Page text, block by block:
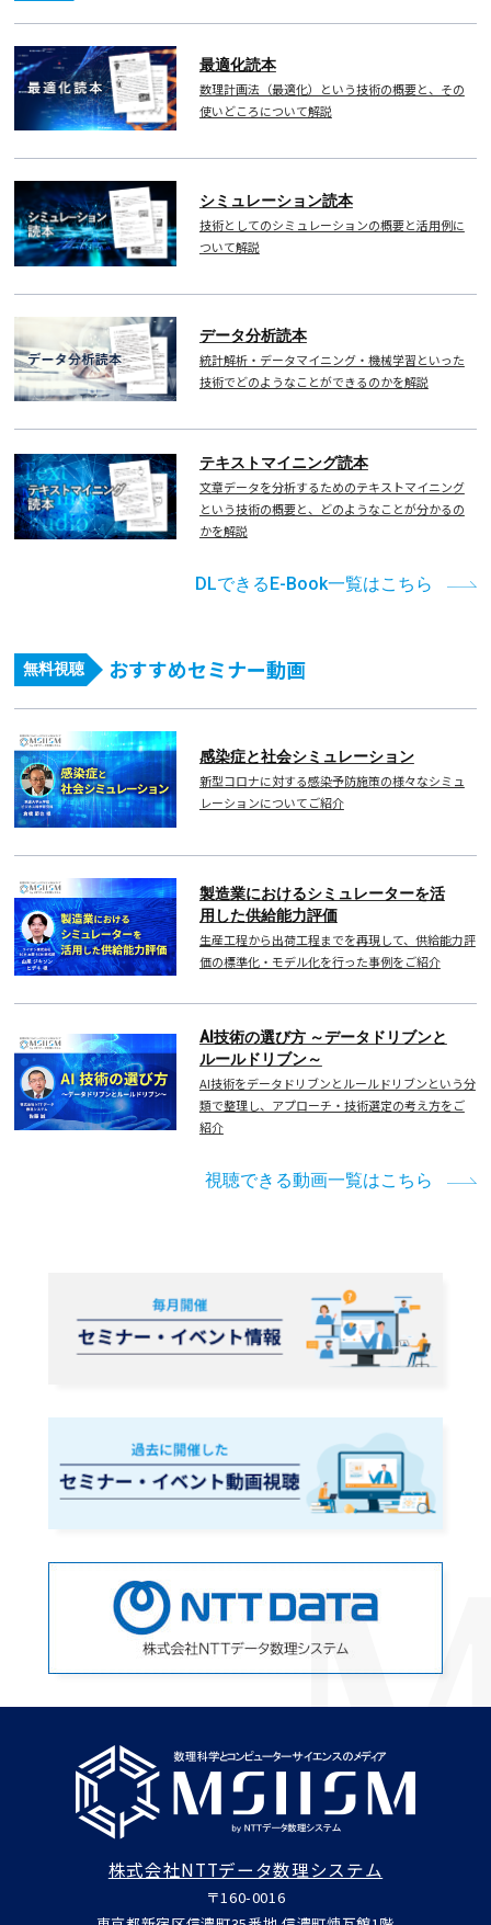
最適化読本
数理計画法（最適化）という技術の概要と、その
使いどころについて解説
シミュレーション読本
技術としてのシミュレーションの概要と活用例に
ついて解説
データ分析読本
統計解析・データマイニング・機械学習といった
技術でどのようなことができるのかを解説
テキストマイニング読本
文章データを分析するためのテキストマイニング
という技術の概要と、どのようなことが分かるの
かを解説
DLできるE-Book一覧はこちら
無料視聴 おすすめセミナー動画
感染症と社会シミュレーション
新型コロナに対する感染予防施策の様々なシミュ
レーションについてご紹介
製造業におけるシミュレーターを活
用した供給能力評価
生産工程から出荷工程までを再現して、供給能力評
価の標準化・モデル化を行った事例をご紹介
AI技術の選び方 ～データドリブンと
ルールドリブン～
AI技術をデータドリブンとルールドリブンという分
類で整理し、アプローチ・技術選定の考え方をご
紹介
視聴できる動画一覧はこちら
株式会社NTTデータ数理システム
〒160-0016